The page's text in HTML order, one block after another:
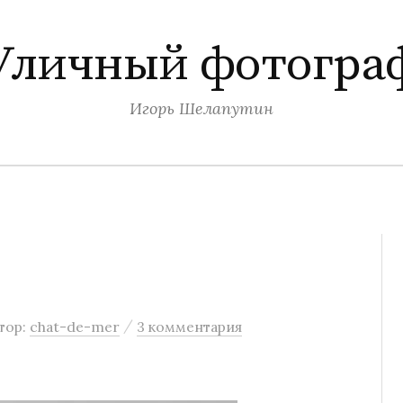
Игорь Шелапутин
chat-de-mer / 3 комментария